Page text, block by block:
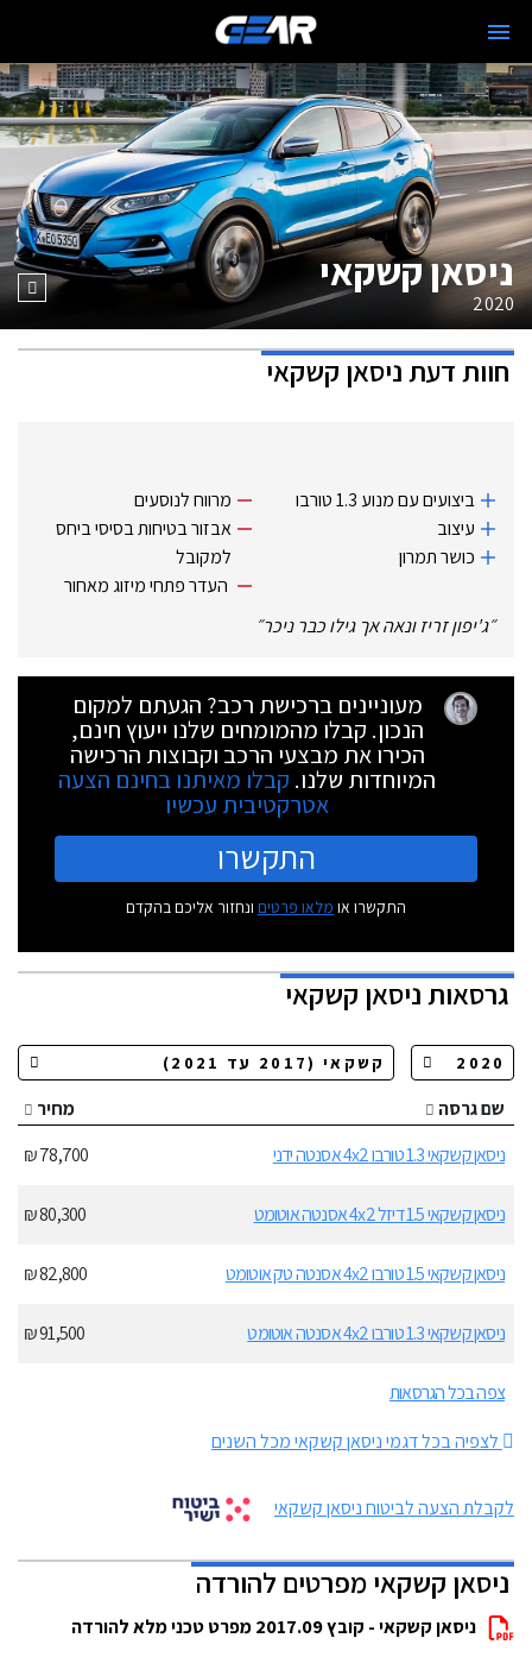
ניסאן קשקאי
2020
חוות דעתניסאן קשקאי
ביצועים עם מנוע 1.3 טורבו
עיצוב
כושר תמרון
מרווח לנוסעים
אבזור בטיחות בסיסי ביחס
למקובל
העדר פתחי מיזוג מאחור
״ג'יפון זריז ונאה אך גילו כבר ניכר״
מעוניינים ברכישת רכב? הגעתם למקום
הנכון. קבלו מהמומחים שלנו ייעוץ חינם,
הכירו את מבצעי הרכב וקבוצות הרכישה
המיוחדות שלנו. קבלו מאיתנו בחינם הצעה
אטרקטיבית עכשיו
התקשרו
התקשרו או מלאו פרטים ונחזור אליכם בהקדם
גרסאותניסאן קשקאי
שם גרסה
מחיר
ניסאן קשקאי 1.3 טורבו 4x2 אסנטה ידני
78,700 ₪
ניסאן קשקאי 1.5 דיזל 4x2 אסנטה אוטומט 80,300 ₪
ניסאן קשקאי 1.5 טורבו 4x2 אסנטה טק אוטומט 82,800 ₪
ניסאן קשקאי 1.3 טורבו 4x2 אסנטה אוטומט 91,500 ₪
צפה בכל הגרסאות
לצפיה בכל דגמי ניסאן קשקאי מכל השנים
לקבלת הצעה לביטוח ניסאן קשקאי
ניסאן קשקאי מפרטים להורדה
ניסאן קשקאי - קובץ 2017.09 מפרט טכני מלא להורדה